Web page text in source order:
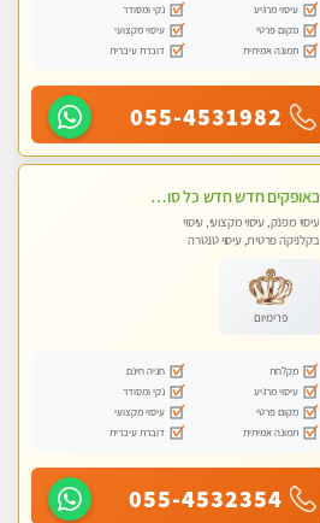
עיסוי מרגיע
נקי ומסודר
מקום פרטי
עיסוי מקצועי
תמונה אמיתית
דוברת עיברית
055-4531982
באופקים חדש חדש כל סוגי העיסויים מעסה מקצועית ואיכותית פרטי!!!
עיסוי מפנק, עיסוי מקצועי, עיסוי
בקלניקה פרטית, עיסוי טנטרה
פרימיום
מקלחת
חניה חינם
עיסוי מרגיע
נקי ומסודר
מקום פרטי
עיסוי מקצועי
תמונה אמיתית
דוברת עיברית
055-4532354